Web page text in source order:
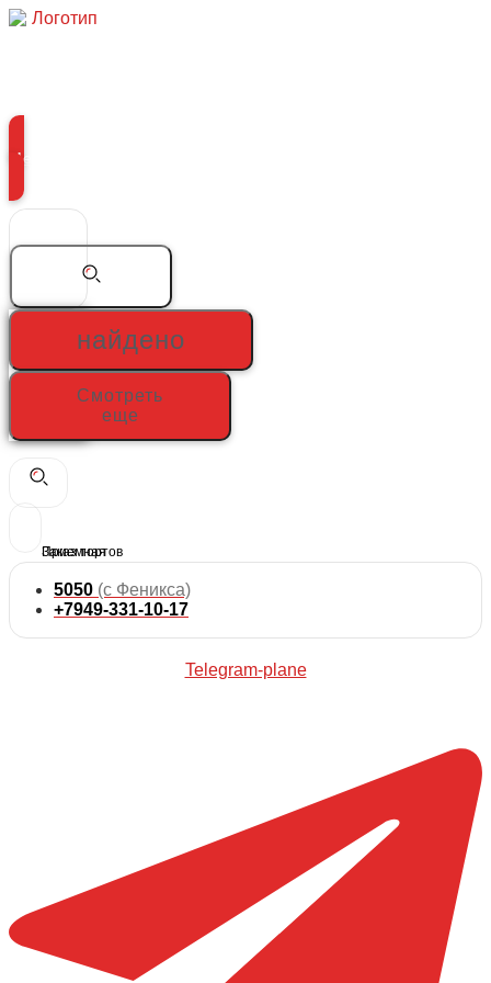
Перейти
Меню
Search
найдено
Смотреть
еще
5050 (с Феникса)
+7949-331-10-17
Telegram-plane